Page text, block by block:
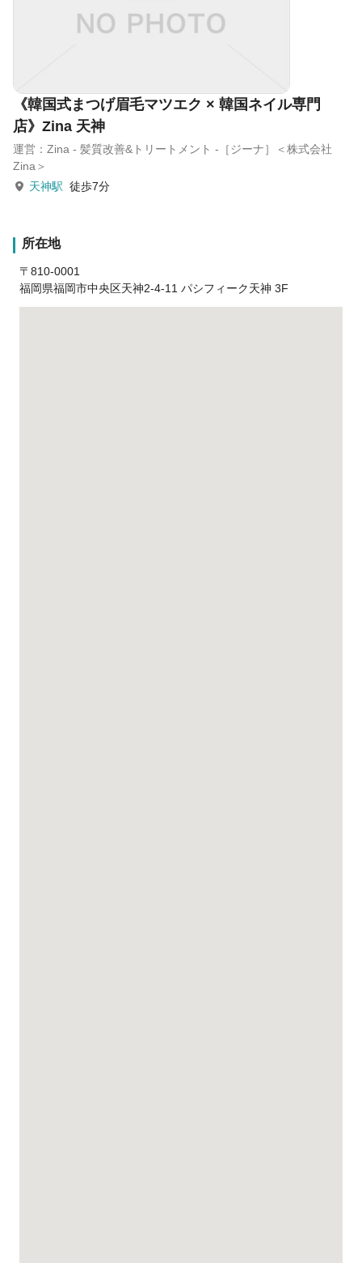
《韓国式まつげ眉毛マツエク × 韓国ネイル専門
店》Zina 天神
運営：Zina - 髪質改善&トリートメント -［ジーナ］＜株式会社
Zina＞
天神駅 徒歩7分
所在地
〒810-0001
福岡県福岡市中央区天神2-4-11 パシフィーク天神 3F